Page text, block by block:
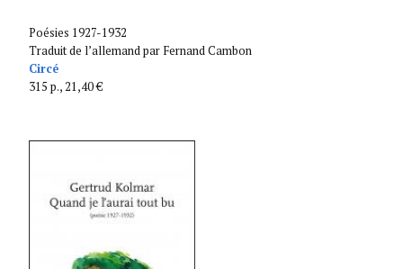
Poésies 1927-1932
Traduit de l’allemand par Fernand Cambon
Circé
315 p., 21,40 €